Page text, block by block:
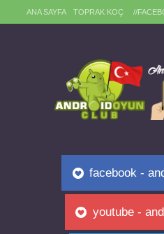
ANA SAYFA TOPRAK KOÇ //
facebook -
youtube -